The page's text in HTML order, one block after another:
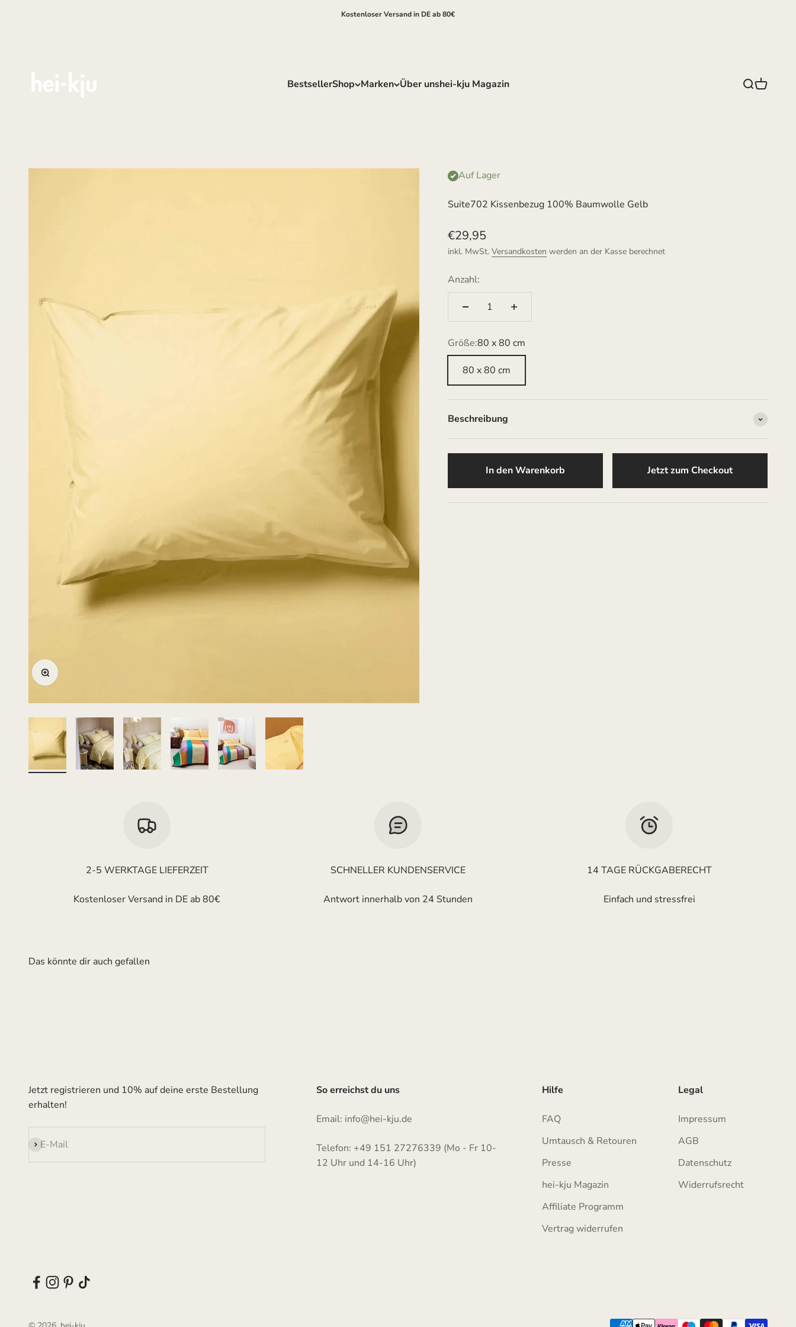
Kostenloser Versand in DE ab 80€
BestsellerShop Marken Über unshei-kju Magazin Suche
Bild vergrößern
Auf Lager
Suite702 Kissenbezug 100% Baumwolle Gelb
Angebot
€29,95
inkl. MwSt. Versandkosten werden an der Kasse berechnet
Anzahl:
Größe:80 x 80 cm
80 x 80 cm
Beschreibung
In den Warenkorb Jetzt zum Checkout
2-5 WERKTAGE LIEFERZEIT
Kostenloser Versand in DE ab 80€
SCHNELLER KUNDENSERVICE
Antwort innerhalb von 24 Stunden
14 TAGE RÜCKGABERECHT
Einfach und stressfrei
Jetzt registrieren und 10% auf deine erste Bestellung
erhalten!
E-Mail
Abonnieren
So erreichst du uns
Email: info@hei-kju.de
Telefon: +49 151 27276339 (Mo - Fr 10-
12 Uhr und 14-16 Uhr)
Hilfe
FAQ
Umtausch & Retouren
Presse
hei-kju Magazin
Affiliate Programm
Vertrag widerrufen
Legal
Impressum
AGB
Datenschutz
Widerrufsrecht